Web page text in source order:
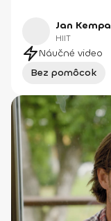
Jan Kempa
HIIT
Náučné video
Bez pomôcok